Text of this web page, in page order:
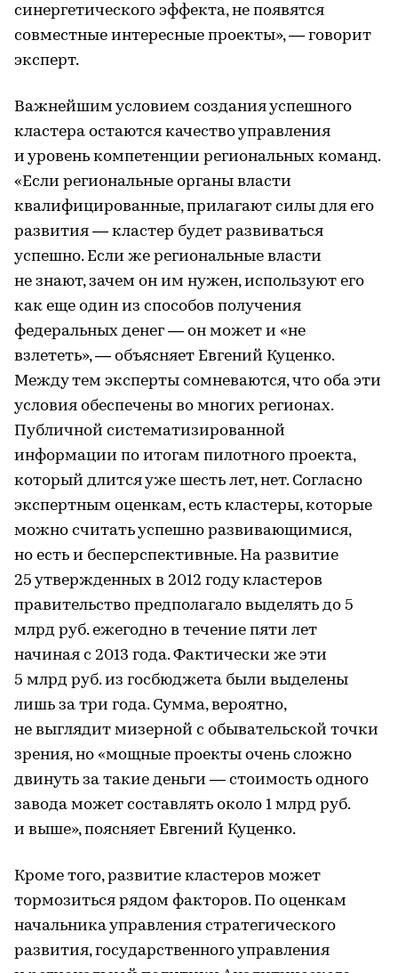
синергетического эффекта, не появятся
совместные интересные проекты», — говорит
эксперт.
Важнейшим условием создания успешного
кластера остаются качество управления
и уровень компетенции региональных команд.
«Если региональные органы власти
квалифицированные, прилагают силы для его
развития — кластер будет развиваться
успешно. Если же региональные власти
не знают, зачем он им нужен, используют его
как еще один из способов получения
федеральных денег — он может и «не
взлететь», — объясняет Евгений Куценко.
Между тем эксперты сомневаются, что оба эти
условия обеспечены во многих регионах.
Публичной систематизированной
информации по итогам пилотного проекта,
который длится уже шесть лет, нет. Согласно
экспертным оценкам, есть кластеры, которые
можно считать успешно развивающимися,
но есть и бесперспективные. На развитие
25 утвержденных в 2012 году кластеров
правительство предполагало выделять до 5
млрд руб. ежегодно в течение пяти лет
начиная с 2013 года. Фактически же эти
5 млрд руб. из госбюджета были выделены
лишь за три года. Сумма, вероятно,
не выглядит мизерной с обывательской точки
зрения, но «мощные проекты очень сложно
двинуть за такие деньги — стоимость одного
завода может составлять около 1 млрд руб.
и выше», поясняет Евгений Куценко.
Кроме того, развитие кластеров может
тормозиться рядом факторов. По оценкам
начальника управления стратегического
развития, государственного управления